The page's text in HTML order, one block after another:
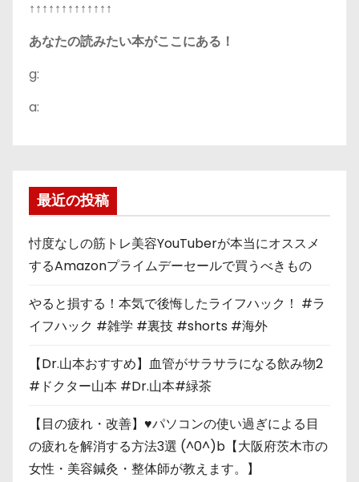
↑↑↑↑↑↑↑↑↑↑↑↑↑
あなたの読みたい本がここにある！
g:
a:
最近の投稿
忖度なしの筋トレ美容YouTuberが本当にオススメ
するAmazonプライムデーセールで買うべきもの
やると損する！本気で後悔したライフハック！ #ラ
イフハック #雑学 #裏技 #shorts #海外
【Dr.山本おすすめ】血管がサラサラになる飲み物2
#ドクター山本 #Dr.山本#緑茶
【目の疲れ・改善】♥パソコンの使い過ぎによる目
の疲れを解消する方法3選 (^0^)b【大阪府茨木市の
女性・美容鍼灸・整体師が教えます。】